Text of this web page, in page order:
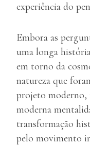
experiência do
Embora as
uma longa
em torno da
natureza que
projeto
moderna
transformação
pelo movimento